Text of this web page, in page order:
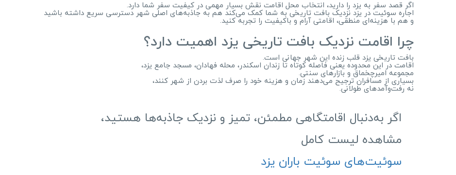
اگر قصد سفر به یزد را دارید، انتخاب محل اقامت نقش بسیار مهمی در کیفیت سفر شما دارد.
اجاره سوئیت در یزد نزدیک بافت تاریخی به شما کمک می‌کند هم به جاذبه‌های اصلی شهر دسترسی سریع داشته باشید
و هم با هزینه‌ای منطقی، اقامتی آرام و باکیفیت را تجربه کنید.
چرا اقامت نزدیک بافت تاریخی یزد اهمیت دارد؟
بافت تاریخی یزد قلب زنده این شهر جهانی است.
اقامت در این محدوده یعنی فاصله کوتاه تا زندان اسکندر، محله فهادان، مسجد جامع یزد،
مجموعه امیرچخماق و بازارهای سنتی.
بسیاری از مسافران ترجیح می‌دهند زمان و هزینه خود را صرف لذت بردن از شهر کنند،
نه رفت‌وآمدهای طولانی.
اگر به‌دنبال اقامتگاهی مطمئن، تمیز و نزدیک جاذبه‌ها هستید،
مشاهده لیست کامل
سوئیت‌های سوئیت باران یزد